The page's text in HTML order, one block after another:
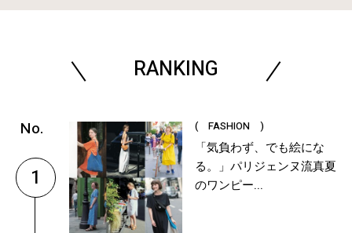
RANKING
1
( FASHION )
「気負わず、でも絵にな
る。」パリジェンヌ流真夏
のワンピー...